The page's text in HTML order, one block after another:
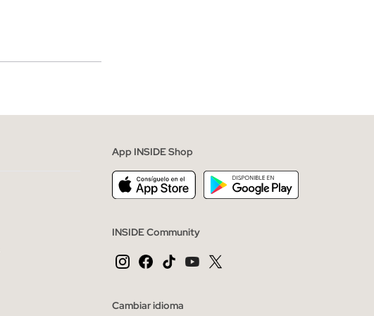
App INSIDE Shop
INSIDE Community
Cambiar idioma